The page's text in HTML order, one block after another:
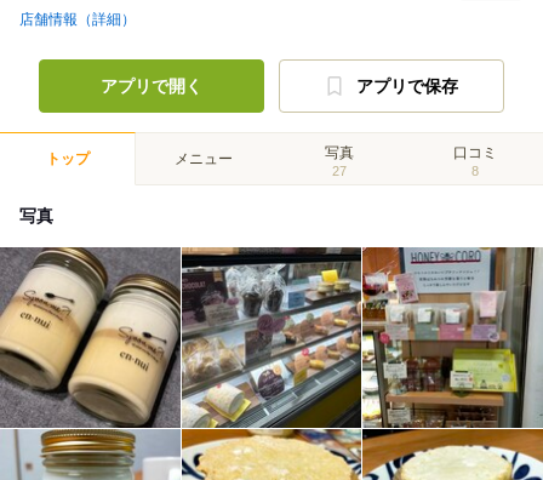
店舗情報（詳細）
アプリで開く アプリで保存
トップ メニュー 写真
27
口コミ
8
写真